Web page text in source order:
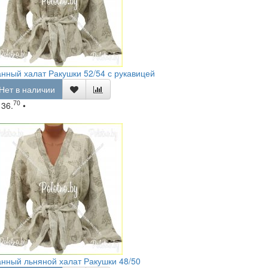
халат Ракушки 52/54 с рукавицей
в наличии
70 •
льняной халат Ракушки 48/50